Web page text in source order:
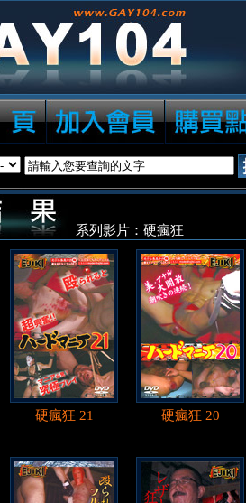
系列影片：硬瘋狂
硬瘋狂 21 硬瘋狂 20